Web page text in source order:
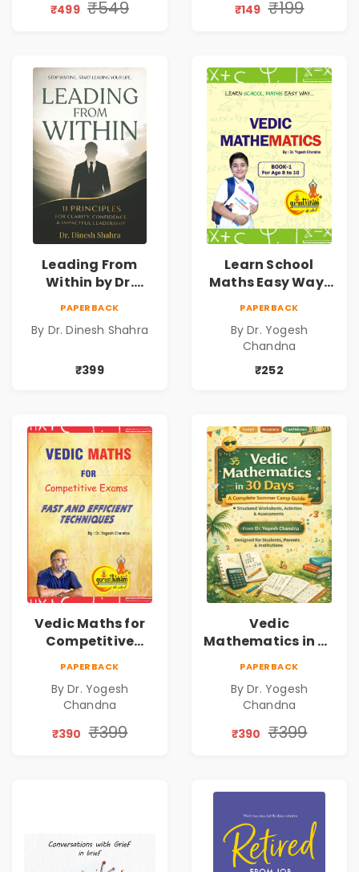
Personal Growth
₹499 ₹549 Book
₹149 ₹199
Leading From
Within by Dr.
Personal Growth
PAPERBACK
By Dr. Dinesh Shahra
₹399
Learn School
Maths Easy Way :
Book1
PAPERBACK
By Dr. Yogesh
Chandna
₹252
Vedic Maths for
Competitive
PAPERBACK
By Dr. Yogesh
Chandna
₹390 ₹399
Vedic
Mathematics in 30
PAPERBACK
By Dr. Yogesh
Chandna
₹390 ₹399